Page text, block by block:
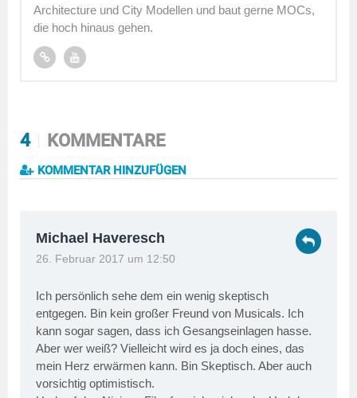
Architecture und City Modellen und baut gerne MOCs,
die hoch hinaus gehen.
4 KOMMENTARE
KOMMENTAR HINZUFÜGEN
Michael Haveresch
26. Februar 2017 um 12:50
Ich persönlich sehe dem ein wenig skeptisch
entgegen. Bin kein großer Freund von Musicals. Ich
kann sogar sagen, dass ich Gesangseinlagen hasse.
Aber wer weiß? Vielleicht wird es ja doch eines, das
mein Herz erwärmen kann. Bin Skeptisch. Aber auch
vorsichtig optimistisch.